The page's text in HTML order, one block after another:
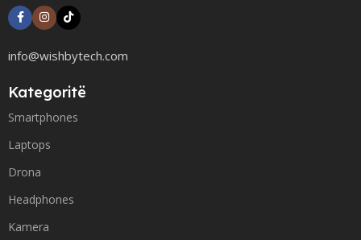
info@wishbytech.com
Kategoritë
Smartphones
Laptops
Drona
Headphones
Kamera